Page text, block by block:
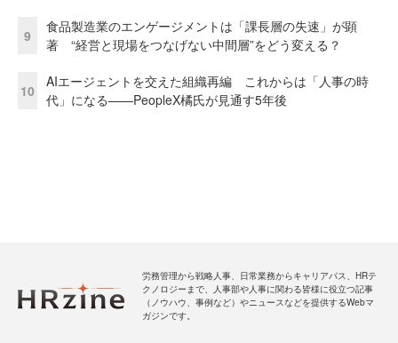
9
食品製造業のエンゲージメントは「課長層の失速」が顕
著 “経営と現場をつなげない中間層”をどう変える？
10
AIエージェントを交えた組織再編 これからは「人事の時
代」になる——PeopleX橘氏が見通す5年後
労務管理から戦略人事、日常業務からキャリアパス、HRテ
クノロジーまで、人事部や人事に関わる皆様に役立つ記事
（ノウハウ、事例など）やニュースなどを提供するWebマ
ガジンです。